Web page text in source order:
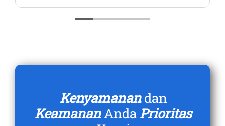
lokasi penting seperti kawasan industri, pusat
kota, hingga bandara. Layanan rental Camry
kota maupun perjalanan harian, keberadaan
tambah berupa kenyamanan dan kecepatan
mencapai tujuan.Kenyamanandan
KeamananAnda Prioritas